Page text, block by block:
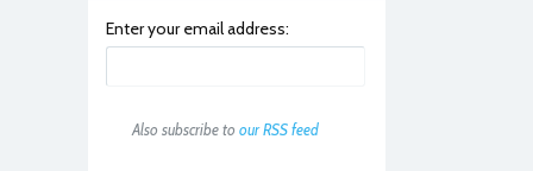
Enter your email address:
Also subscribe to our RSS feed